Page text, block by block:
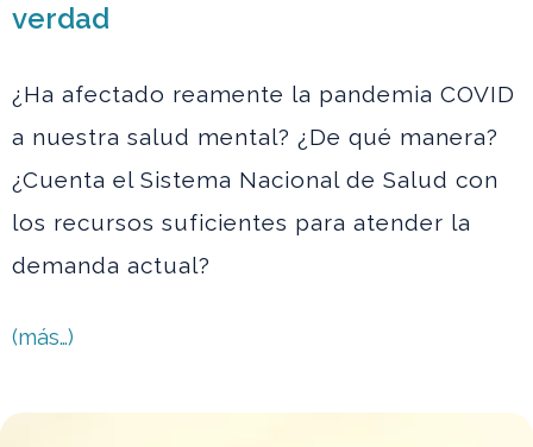
verdad
¿Ha afectado reamente la pandemia COVID
a nuestra salud mental? ¿De qué manera?
¿Cuenta el Sistema Nacional de Salud con
los recursos suficientes para atender la
demanda actual?
(más…)